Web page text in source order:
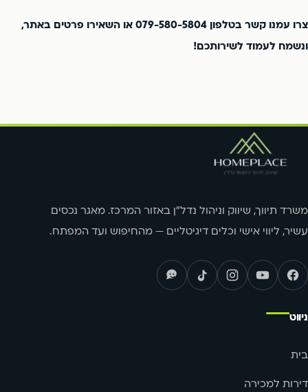
צרו עמנו קשר בטלפון 079-580-5804 או השאירו פרטים באתר,
ונשמח לעמוד לשירותכם!
משרד תיווך, שיווק וניהול נדל"ן באזור המרכז. מאגר נכסים
עשיר, ליווי אישי וכלים דיגיטליים — מהחיפוש ועד המפתח.
ניווט
בית
דירות למכירה